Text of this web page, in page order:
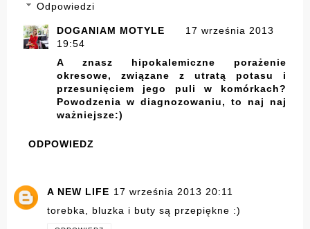
Odpowiedzi
DOGANIAM MOTYLE
17 września 2013
19:54
A znasz hipokalemiczne porażenie
okresowe, związane z utratą potasu i
przesunięciem jego puli w komórkach?
Powodzenia w diagnozowaniu, to naj naj
ważniejsze:)
ODPOWIEDZ
A NEW LIFE 17 września 2013 20:11
torebka, bluzka i buty są przepiękne :)